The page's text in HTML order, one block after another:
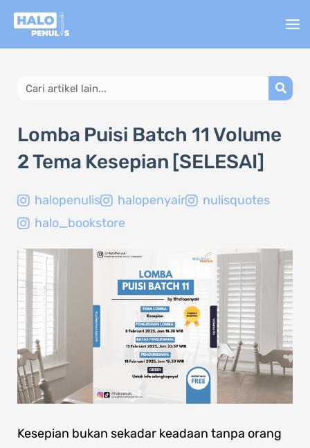
Lewati
Search
Lomba Puisi Batch 11 Volume
2 Tema Kesepian [SELESAI]
halopenulis halopenyair
nulisquotes
halo_bookstore
Kesepian bukan sekadar keadaan tanpa orang